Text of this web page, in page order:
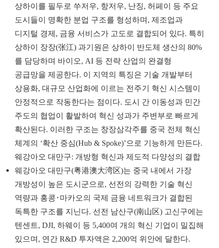
상하이를 필두로 쑤저우, 항저우, 난징, 허페이 등 주요
도시들이 명확한 분업 구조를 형성하며, 제조업과
디지털 경제, 금융 서비스가 고도로 결합되어 있다. 특히
상하이 장장(张江) 과기원은 상하이 반도체 생산의 80%
를 담당하며 바이오, AI 등 전략 산업의 완결형
공급망을 제공한다. 이 지역의 특징은 기술 개발부터
상용화, 대규모 산업화에 이르는 전주기 혁신 시스템이
안정적으로 작동한다는 점이다. 도시 간 이동성과 민간
주도의 협업이 활발하여 혁신 성과가 주변부로 빠르게
확산된다. 이러한 구조는 창장삼각주를 중국 전체 혁신
체계의 ‘확산 중심(Hub & Spoke)’으로 기능하게 만든다.
웨강아오 대만구: 개방형 혁신과 제도적 다양성의 결합
웨강아오 대만구(粤港澳大湾区)는 중국 내에서 가장
개방성이 높은 도시군으로, 선전의 강력한 기술 혁신
역량과 홍콩･마카오의 국제 금융 네트워크가 결합된
독특한 구조를 지닌다. 선전 남산구(南山区) 고신구에는
텐센트, DJI, 하웨이 등 5,400여 개의 혁신 기업이 밀집해
있으며, 연간 R&D 투자액은 2,200억 위안에 달한다.